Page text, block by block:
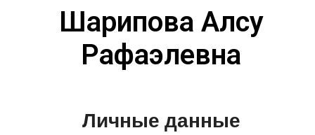
Шарипова Алсу
Рафаэлевна
Личные данные